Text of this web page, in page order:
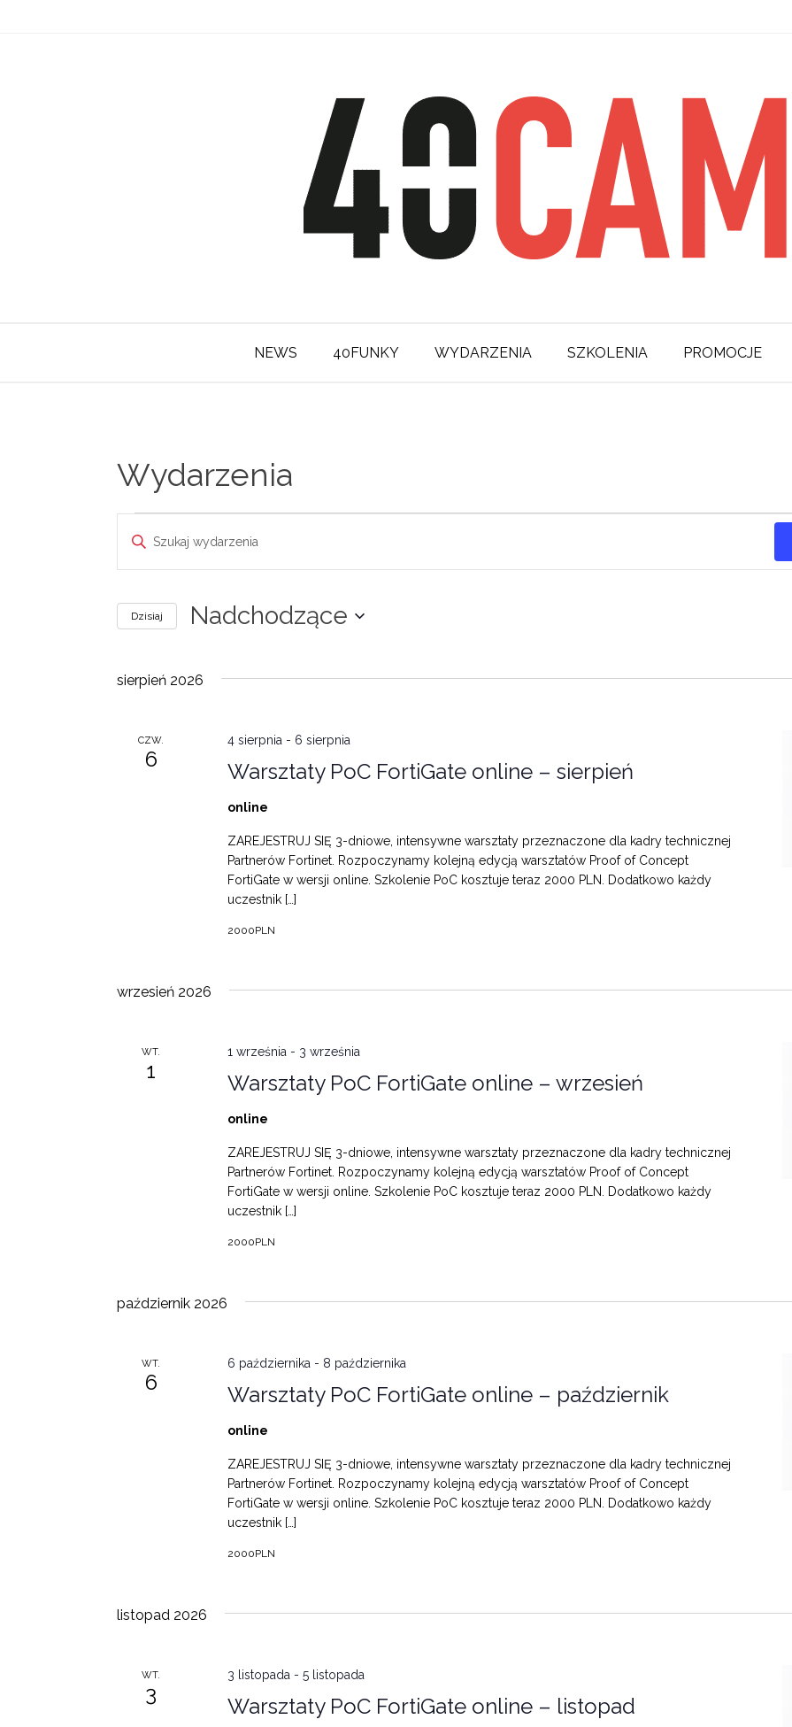
NEWS 40FUNKY WYDARZENIA SZKOLENIA PROMOCJE
Wydarzenia
Wydarzenia
Wydarzenia
Nawigacja
po
widokach
Wpisz
Szukaj
wg
Wydarzenia.
Dzisiaj Nadchodzące
sierpień 2026
CZW.
6 Warsztaty PoC FortiGate online – sierpień
4 sierpnia - 6 sierpnia
online
ZAREJESTRUJ SIĘ 3-dniowe, intensywne warsztaty przeznaczone dla kadry technicznej
Partnerów Fortinet. Rozpoczynamy kolejną edycją warsztatów Proof of Concept
FortiGate w wersji online. Szkolenie PoC kosztuje teraz 2000 PLN. Dodatkowo każdy
uczestnik […]
2000PLN
wrzesień 2026
WT.
1 Warsztaty PoC FortiGate online – wrzesień
1 września - 3 września
online
ZAREJESTRUJ SIĘ 3-dniowe, intensywne warsztaty przeznaczone dla kadry technicznej
Partnerów Fortinet. Rozpoczynamy kolejną edycją warsztatów Proof of Concept
FortiGate w wersji online. Szkolenie PoC kosztuje teraz 2000 PLN. Dodatkowo każdy
uczestnik […]
2000PLN
październik 2026
WT.
6 Warsztaty PoC FortiGate online – październik
6 października - 8 października
online
ZAREJESTRUJ SIĘ 3-dniowe, intensywne warsztaty przeznaczone dla kadry technicznej
Partnerów Fortinet. Rozpoczynamy kolejną edycją warsztatów Proof of Concept
FortiGate w wersji online. Szkolenie PoC kosztuje teraz 2000 PLN. Dodatkowo każdy
uczestnik […]
2000PLN
listopad 2026
WT.
3 Warsztaty PoC FortiGate online – listopad
3 listopada -5 listopada